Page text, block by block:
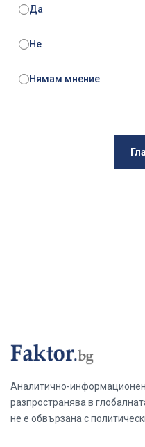
Да
Не
Нямам мнение
Аналитично-информационен
разпространява в
не е обвързана с